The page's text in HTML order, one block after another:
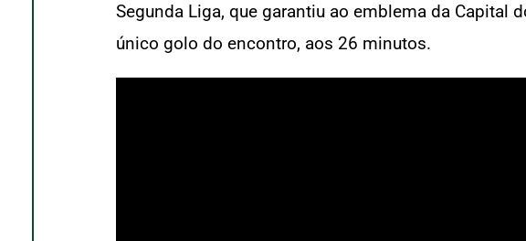
Segunda Liga, que garantiu ao emblema da Capital
único golo do encontro, aos 26 minutos.